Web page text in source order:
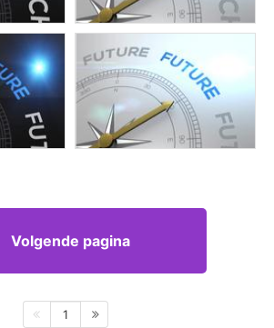
Volgende pagina
1